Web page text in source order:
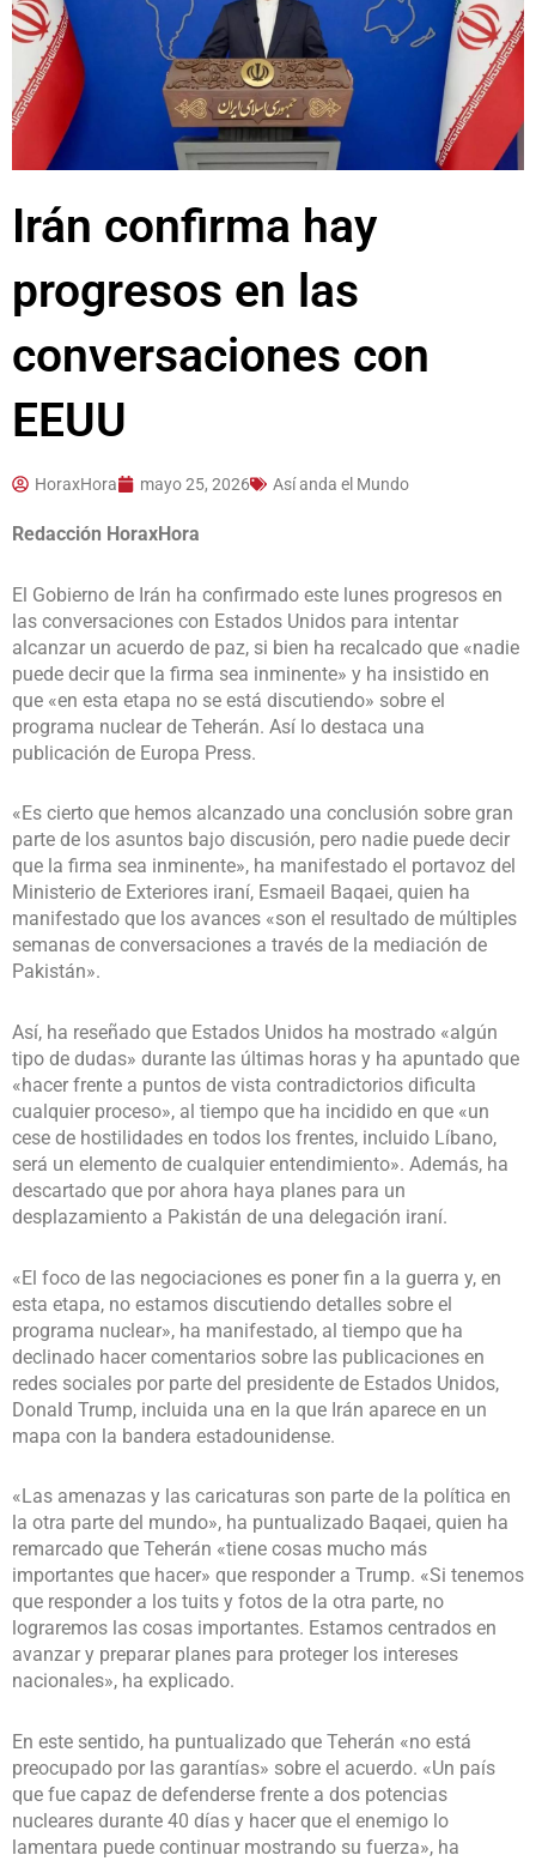
Irán confirma hay
progresos en las
conversaciones con
EEUU
HoraxHora mayo 25, 2026 Así anda el Mundo
Redacción HoraxHora
El Gobierno de Irán ha confirmado este lunes progresos en
las conversaciones con Estados Unidos para intentar
alcanzar un acuerdo de paz, si bien ha recalcado que «nadie
puede decir que la firma sea inminente» y ha insistido en
que «en esta etapa no se está discutiendo» sobre el
programa nuclear de Teherán. Así lo destaca una
publicación de Europa Press.
«Es cierto que hemos alcanzado una conclusión sobre gran
parte de los asuntos bajo discusión, pero nadie puede decir
que la firma sea inminente», ha manifestado el portavoz del
Ministerio de Exteriores iraní, Esmaeil Baqaei, quien ha
manifestado que los avances «son el resultado de múltiples
semanas de conversaciones a través de la mediación de
Pakistán».
Así, ha reseñado que Estados Unidos ha mostrado «algún
tipo de dudas» durante las últimas horas y ha apuntado que
«hacer frente a puntos de vista contradictorios dificulta
cualquier proceso», al tiempo que ha incidido en que «un
cese de hostilidades en todos los frentes, incluido Líbano,
será un elemento de cualquier entendimiento». Además, ha
descartado que por ahora haya planes para un
desplazamiento a Pakistán de una delegación iraní.
«El foco de las negociaciones es poner fin a la guerra y, en
esta etapa, no estamos discutiendo detalles sobre el
programa nuclear», ha manifestado, al tiempo que ha
declinado hacer comentarios sobre las publicaciones en
redes sociales por parte del presidente de Estados Unidos,
Donald Trump, incluida una en la que Irán aparece en un
mapa con la bandera estadounidense.
«Las amenazas y las caricaturas son parte de la política en
la otra parte del mundo», ha puntualizado Baqaei, quien ha
remarcado que Teherán «tiene cosas mucho más
importantes que hacer» que responder a Trump. «Si tenemos
que responder a los tuits y fotos de la otra parte, no
lograremos las cosas importantes. Estamos centrados en
avanzar y preparar planes para proteger los intereses
nacionales», ha explicado.
En este sentido, ha puntualizado que Teherán «no está
preocupado por las garantías» sobre el acuerdo. «Un país
que fue capaz de defenderse frente a dos potencias
nucleares durante 40 días y hacer que el enemigo lo
lamentara puede continuar mostrando su fuerza», ha